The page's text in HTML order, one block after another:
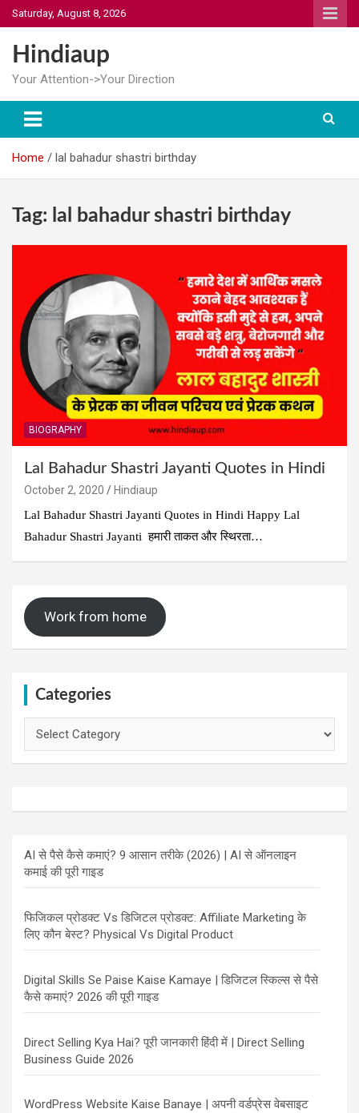
Skip
to
content
Saturday, August 8, 2026
Hindiaup
Your Attention->Your Direction
Home lal bahadur shastri birthday
Tag: lal bahadur shastri birthday
BIOGRAPHY
Lal Bahadur Shastri Jayanti Quotes in Hindi
October 2, 2020
Hindiaup
Lal Bahadur Shastri Jayanti Quotes in Hindi Happy Lal
Bahadur Shastri Jayanti हमारी ताकत और स्थिरता…
Work from home
Categories
AI से पैसे कैसे कमाएं? 9 आसान तरीके (2026) | AI से ऑनलाइन
कमाई की पूरी गाइड
फिजिकल प्रोडक्ट Vs डिजिटल प्रोडक्ट: Affiliate Marketing के
लिए कौन बेस्ट? Physical Vs Digital Product
Digital Skills Se Paise Kaise Kamaye | डिजिटल स्किल्स से पैसे
कैसे कमाएं? 2026 की पूरी गाइड
Direct Selling Kya Hai? पूरी जानकारी हिंदी में | Direct Selling
Business Guide 2026
WordPress Website Kaise Banaye | अपनी वर्डप्रेस वेबसाइट